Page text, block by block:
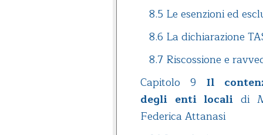
8.5 Le esenzioni ed
8.6 La dichiarazione
8.7 Riscossione e
Capitolo 9 Il
degli enti localidi
Federica Attanasi